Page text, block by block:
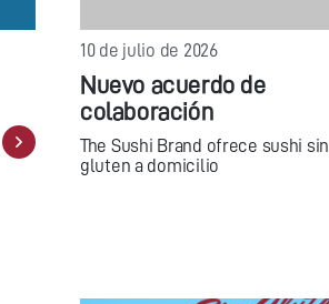
10 de julio de 2026
Nuevo acuerdo de
colaboración
The Sushi Brand ofrece sushi sin
gluten a domicilio